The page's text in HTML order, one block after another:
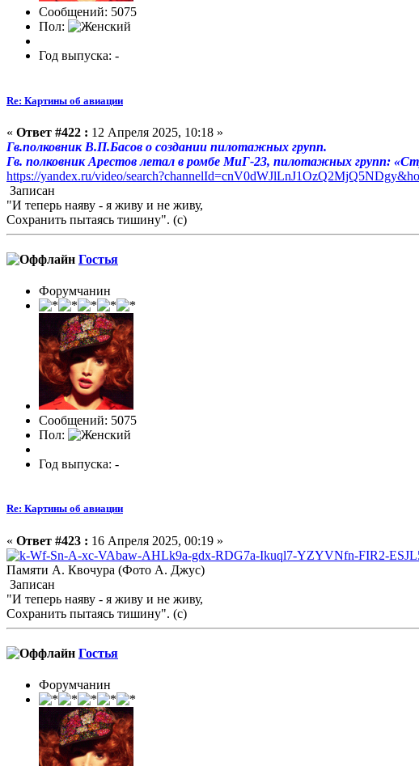
Сообщений: 5075
Пол:
Год выпуска: -
Re: Картины об авиации
« Ответ #422 : 12 Апреля 2025, 10:18 »
Гв.полковник В.П.Басов о создании пилотажных групп.
Гв. полковник Арестов летал в ромбе МиГ-23, пилотажных групп:
https://yandex.ru/video/
Записан
"И теперь наяву - я живу и не живу,
Сохранить пытаясь тишину". (с)
Гостья
Форумчанин
Сообщений: 5075
Пол:
Год выпуска: -
Re: Картины об авиации
« Ответ #423 : 16 Апреля 2025, 00:19 »
Памяти А. Квочура (Фото А. Джус)
Записан
"И теперь наяву - я живу и не живу,
Сохранить пытаясь тишину". (с)
Гостья
Форумчанин